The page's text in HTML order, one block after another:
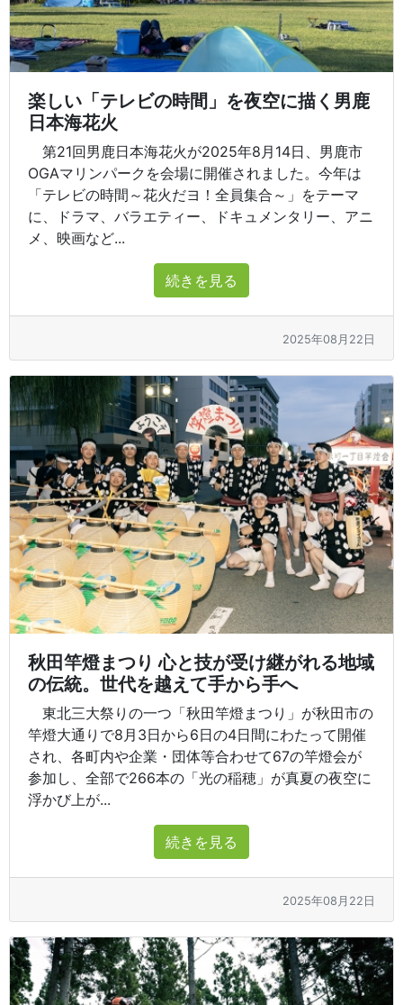
楽しい「テレビの時間」を夜空に描く男鹿
日本海花火
第21回男鹿日本海花火が2025年8月14日、男鹿市
OGAマリンパークを会場に開催されました。今年は
「テレビの時間～花火だヨ！全員集合～」をテーマ
に、ドラマ、バラエティー、ドキュメンタリー、アニ
メ、映画など...
続きを見る
2025年08月22日
秋田竿燈まつり 心と技が受け継がれる地域
の伝統。世代を越えて手から手へ
東北三大祭りの一つ「秋田竿燈まつり」が秋田市の
竿燈大通りで8月3日から6日の4日間にわたって開催
され、各町内や企業・団体等合わせて67の竿燈会が
参加し、全部で266本の「光の稲穂」が真夏の夜空に
浮かび上が...
続きを見る
2025年08月22日